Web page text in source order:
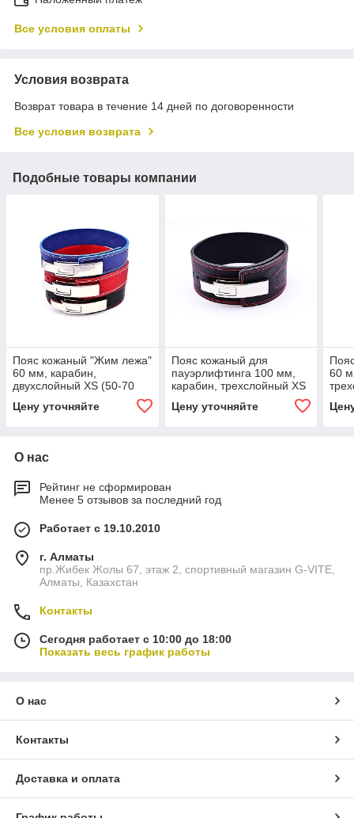
Все условия оплаты
Условия возврата
Возврат товара в течение 14 дней по договоренности
Все условия возврата
Подобные товары компании
Пояс кожаный "Жим лежа"
60 мм, карабин,
двухслойный XS (50-70
Цену уточняйте
Пояс кожаный для
пауэрлифтинга 100 мм,
карабин, трехслойный XS
Цену уточняйте
60
О нас
Рейтинг не сформирован
Менее 5 отзывов за последний год
Работает с 19.10.2010
г. Алматы
пр.Жибек Жолы 67, этаж 2, спортивный магазин G-VITE,
Алматы, Казахстан
Контакты
Сегодня работает с 10:00 до 18:00
Показать весь график работы
О нас
Контакты
Доставка и оплата